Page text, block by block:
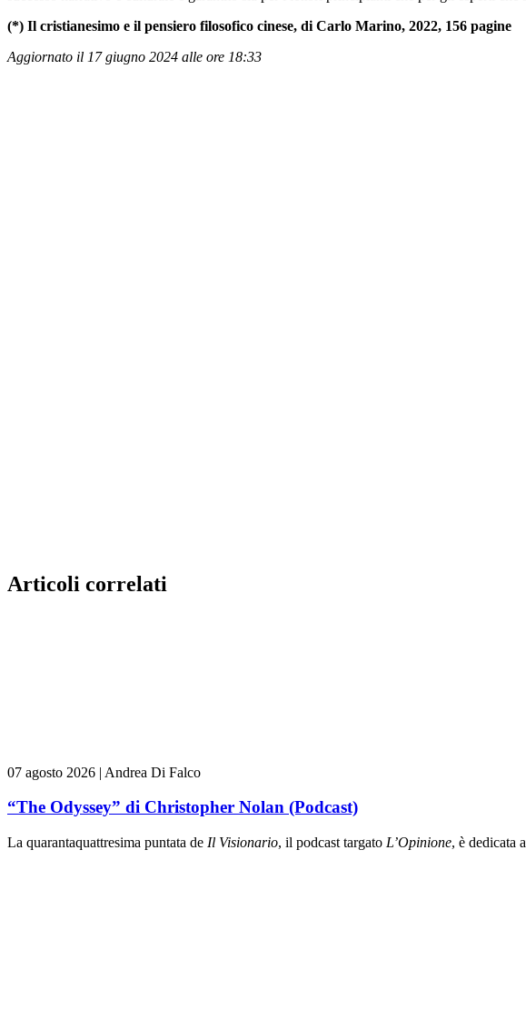
(*) Il cristianesimo e il pensiero filosofico cinese, di Carlo Marino, 2022, 156 pagine
Aggiornato il 17 giugno 2024 alle ore 18:33
Articoli correlati
07 agosto 2026 | Andrea Di Falco
“The Odyssey” di Christopher Nolan (Podcast)
La quarantaquattresima puntata de Il Visionario, il podcast targato L’Opinione, è dedicata a